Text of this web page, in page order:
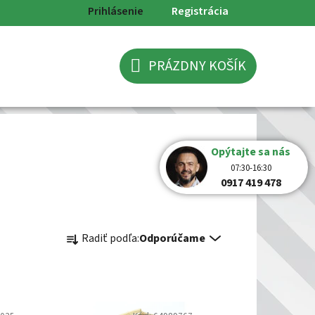
Prihlásenie Registrácia
NÁKUPNÝ
KOŠÍK
PRÁZDNY KOŠÍK
a Radiť podľa:Odporúčame
Opýtajte sa nás
07:30-16:30
0917 419 478